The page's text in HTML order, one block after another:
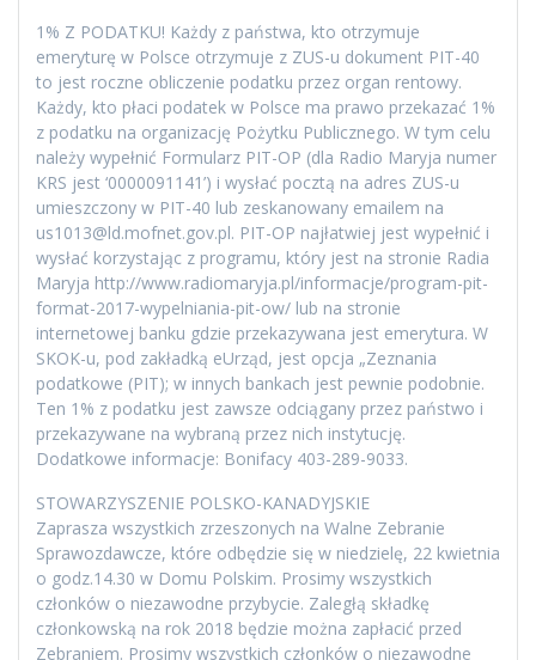
1% Z PODATKU! Każdy z państwa, kto otrzymuje
emeryturę w Polsce otrzymuje z ZUS-u dokument PIT-40
to jest roczne obliczenie podatku przez organ rentowy.
Każdy, kto płaci podatek w Polsce ma prawo przekazać 1%
z podatku na organizację Pożytku Publicznego. W tym celu
należy wypełnić Formularz PIT-OP (dla Radio Maryja numer
KRS jest ‘0000091141’) i wysłać pocztą na adres ZUS-u
umieszczony w PIT-40 lub zeskanowany emailem na
us1013@ld.mofnet.gov.pl. PIT-OP najłatwiej jest wypełnić i
wysłać korzystając z programu, który jest na stronie Radia
Maryja http://www.radiomaryja.pl/informacje/program-pit-
format-2017-wypelniania-pit-ow/ lub na stronie
internetowej banku gdzie przekazywana jest emerytura. W
SKOK-u, pod zakładką eUrząd, jest opcja „Zeznania
podatkowe (PIT); w innych bankach jest pewnie podobnie.
Ten 1% z podatku jest zawsze odciągany przez państwo i
przekazywane na wybraną przez nich instytucję.
Dodatkowe informacje: Bonifacy 403-289-9033.
STOWARZYSZENIE POLSKO-KANADYJSKIE
Zaprasza wszystkich zrzeszonych na Walne Zebranie
Sprawozdawcze, które odbędzie się w niedzielę, 22 kwietnia
o godz.14.30 w Domu Polskim. Prosimy wszystkich
członków o niezawodne przybycie. Zaległą składkę
członkowską na rok 2018 będzie można zapłacić przed
Zebraniem. Prosimy wszystkich członków o niezawodne